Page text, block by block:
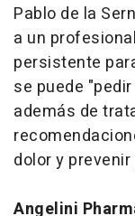
Pablo de la
a un
persistente
se puede
además de
dolor y
Angelini